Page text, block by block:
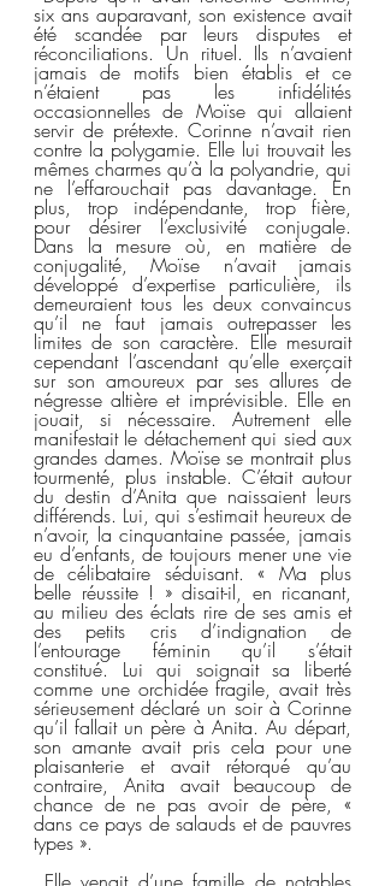
six ans auparavant, son existence avait
été scandée par leurs disputes et
réconciliations. Un rituel. Ils n’avaient
jamais de motifs bien établis et ce
n’étaient pas les infidélités
occasionnelles de Moïse qui allaient
servir de prétexte. Corinne n’avait rien
contre la polygamie. Elle lui trouvait les
mêmes charmes qu’à la polyandrie, qui
ne l’effarouchait pas davantage. En
plus, trop indépendante, trop fière,
pour désirer l’exclusivité conjugale.
Dans la mesure où, en matière de
conjugalité, Moïse n’avait jamais
développé d’expertise particulière, ils
demeuraient tous les deux convaincus
qu’il ne faut jamais outrepasser les
limites de son caractère. Elle mesurait
cependant l’ascendant qu’elle exerçait
sur son amoureux par ses allures de
négresse altière et imprévisible. Elle en
jouait, si nécessaire. Autrement elle
manifestait le détachement qui sied aux
grandes dames. Moïse se montrait plus
tourmenté, plus instable. C’était autour
du destin d’Anita que naissaient leurs
différends. Lui, qui s’estimait heureux de
n’avoir, la cinquantaine passée, jamais
eu d’enfants, de toujours mener une vie
de célibataire séduisant. « Ma plus
belle réussite ! » disait-il, en ricanant,
au milieu des éclats rire de ses amis et
des petits cris d’indignation de
l’entourage féminin qu’il s’était
constitué. Lui qui soignait sa liberté
comme une orchidée fragile, avait très
sérieusement déclaré un soir à Corinne
qu’il fallait un père à Anita. Au départ,
son amante avait pris cela pour une
plaisanterie et avait rétorqué qu’au
contraire, Anita avait beaucoup de
chance de ne pas avoir de père, «
dans ce pays de salauds et de pauvres
types ».